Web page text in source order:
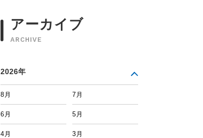
アーカイブ
ARCHIVE
2026年
8月 7月
6月 5月
4月 3月